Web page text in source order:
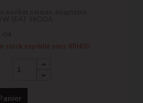
stock expédié sous 48H00